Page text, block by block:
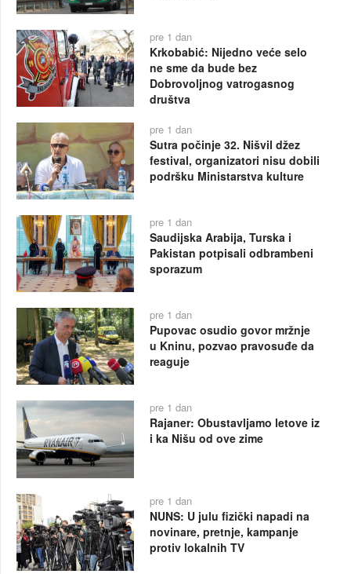
pre 1 dan
Krkobabić: Nijedno veće selo
ne sme da bude bez
Dobrovoljnog vatrogasnog
društva
pre 1 dan
Sutra počinje 32. Nišvil džez
festival, organizatori nisu dobili
podršku Ministarstva kulture
pre 1 dan
Saudijska Arabija, Turska i
Pakistan potpisali odbrambeni
sporazum
pre 1 dan
Pupovac osudio govor mržnje
u Kninu, pozvao pravosuđe da
reaguje
pre 1 dan
Rajaner: Obustavljamo letove iz
i ka Nišu od ove zime
pre 1 dan
NUNS: U julu fizički napadi na
novinare, pretnje, kampanje
protiv lokalnih TV